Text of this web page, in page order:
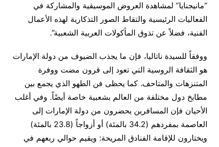
“مانيجنايا” لمشاهدة العروض الموسيقية والمشاركة في
الفعاليات الرئيسية والتقاط الصور التذكارية لهذه الأعمال
الفنية، فضلاً عن تذوق المأكولات العربية الشعبية”.
ووفقاً للسيدة ناتاليا، فإن ما يجذب الضيوف من دولة الإمارات
هو الثقافة الروسية التي تعود إلى قرون مضت ووفرة
المتنزهات والمتاحف. كما يحظى فن الطهو الذي يجمع بين
مطابخ دول مختلفة من العالم بشعبية خاصة أيضًاً. وفي أغلب
الأحيان فإن المسافرين يحضرون من دولة الإمارات إلى
العاصمة بمفردهم (34.2 بالمئة) أو أزواجاً (23.8 بالمئة)
ويختارون للإقامة الفنادق المريحة: ويقيم حوالي ربعهم في